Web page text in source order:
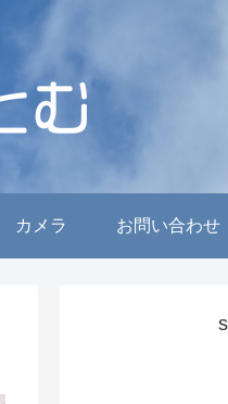
カメラ お問い合わせ